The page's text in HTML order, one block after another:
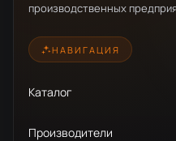
производственных
НАВИГАЦИЯ
Каталог
Производители